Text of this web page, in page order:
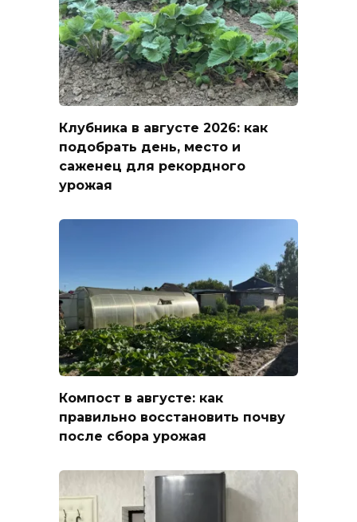
Клубника в августе 2026: как
подобрать день, место и
саженец для рекордного
урожая
Компост в августе: как
правильно восстановить почву
после сбора урожая